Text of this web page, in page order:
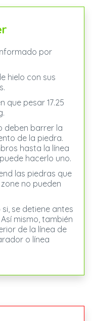
por
hielo con sus
que pesar 17.25
deben barrer la
de la piedra.
hasta la línea
hacerlo uno.
las piedras que
no pueden
se detiene antes
mismo, también
de la línea de
o línea